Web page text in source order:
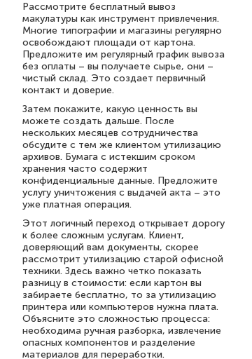
Рассмотрите бесплатный вывоз
макулатуры как инструмент привлечения.
Многие типографии и магазины регулярно
освобождают площади от картона.
Предложите им регулярный график вывоза
без оплаты – вы получаете сырье, они –
чистый склад. Это создает первичный
контакт и доверие.
Затем покажите, какую ценность вы
можете создать дальше. После
нескольких месяцев сотрудничества
обсудите с тем же клиентом утилизацию
архивов. Бумага с истекшим сроком
хранения часто содержит
конфиденциальные данные. Предложите
услугу уничтожения с выдачей акта – это
уже платная операция.
Этот логичный переход открывает дорогу
к более сложным услугам. Клиент,
доверяющий вам документы, скорее
рассмотрит утилизацию старой офисной
техники. Здесь важно четко показать
разницу в стоимости: если картон вы
забираете бесплатно, то за утилизацию
принтера или компьютеров нужна плата.
Объясните это сложностью процесса:
необходима ручная разборка, извлечение
опасных компонентов и разделение
материалов для переработки.